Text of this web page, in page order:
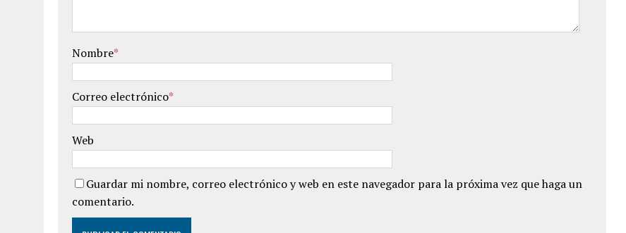
Nombre*
Correo electrónico*
Web
Guardar mi nombre, correo electrónico y web en este navegador para la próxima vez que haga un
comentario.